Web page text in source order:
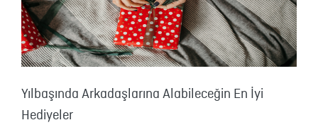
Yılbaşında Arkadaşlarına Alabileceğin En İyi
Hediyeler